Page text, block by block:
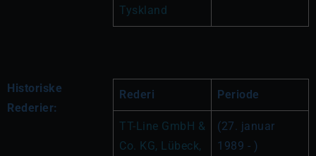
Tyskland
Historiske
Rederier:
Rederi Periode
TT-Line GmbH &
Co. KG, Lübeck,
(27. januar
1989 - )